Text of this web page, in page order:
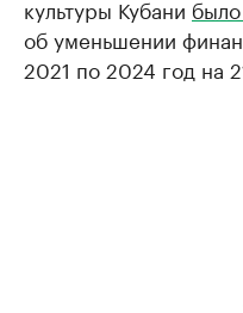
культуры Кубани
об уменьшении
2021 по 2024 год на